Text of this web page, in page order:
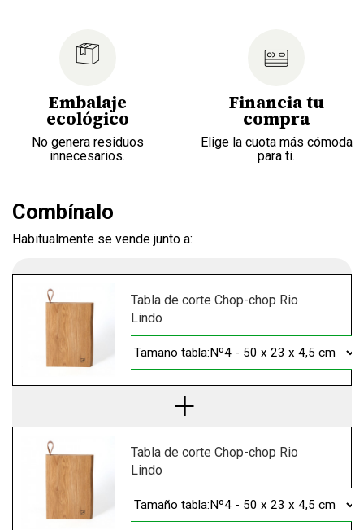
Embalaje
ecológico
No genera residuos
innecesarios.
Financia tu
compra
Elige la cuota más cómoda
para ti.
Combínalo
Habitualmente se vende junto a:
Tabla de corte Chop-chop Rio
Lindo
Tabla de corte Chop-chop Rio
Lindo